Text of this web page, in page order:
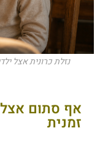
נזלת כרונית אצל
אף סתום
זמנית